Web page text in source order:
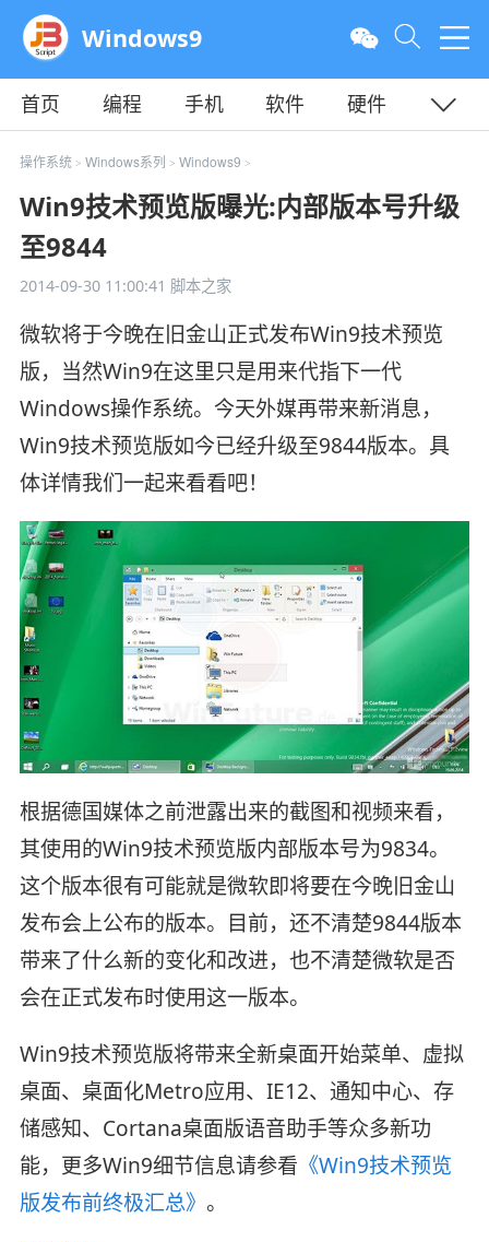
Windows9
首页 编程 手机 软件
硬件
教程
平面 服务器
操作系统> Windows系列 > Windows9 >
Win9技术预览版曝光:内部版本号升级
至9844
2014-09-30 11:00:41 脚本之家
微软将于今晚在旧金山正式发布Win9技术预览
版，当然Win9在这里只是用来代指下一代
Windows操作系统。今天外媒再带来新消息，
Win9技术预览版如今已经升级至9844版本。具
体详情我们一起来看看吧！
根据德国媒体之前泄露出来的截图和视频来看，
其使用的Win9技术预览版内部版本号为9834。
这个版本很有可能就是微软即将要在今晚旧金山
发布会上公布的版本。目前，还不清楚9844版本
带来了什么新的变化和改进，也不清楚微软是否
会在正式发布时使用这一版本。
Win9技术预览版将带来全新桌面开始菜单、虚拟
桌面、桌面化Metro应用、IE12、通知中心、存
储感知、Cortana桌面版语音助手等众多新功
能，更多Win9细节信息请参看 《Win9技术预览
版发布前终极汇总》 。